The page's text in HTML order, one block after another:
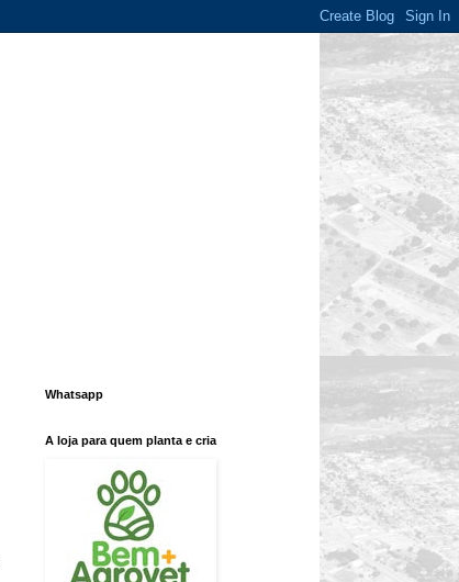
Whatsapp
A loja para quem planta e cria